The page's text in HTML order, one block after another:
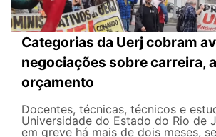
Categorias da Uerj cobram
negociações sobre carreira,
orçamento
Docentes, técnicas, técnicos e
Universidade do Estado do Rio de
em greve há mais de dois meses,